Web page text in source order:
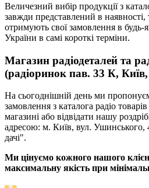
Величезний вибір продукції з
завжди представлений в наявності,
отримують свої замовлення в будь-
України в самі короткі терміни.
Магазин радіодеталей та
(радіоринок пав. 33 К,
На сьогоднішній день ми
замовлення з каталога радіо
магазині або відвідати нашу
адресою: м. Київ, вул. Ушинського,
дачі".
Ми цінуємо кожного нашого
максимальну якість при